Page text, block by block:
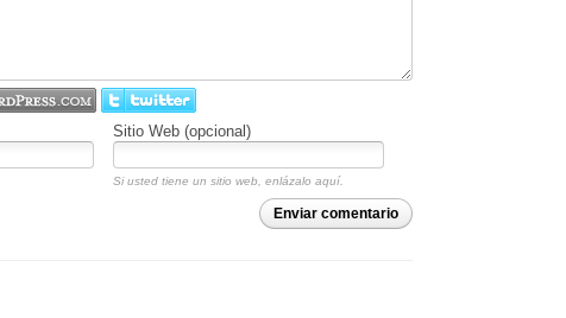
Sitio Web (opcional)
Si usted tiene un sitio web, enlázalo aquí.
Enviar comentario